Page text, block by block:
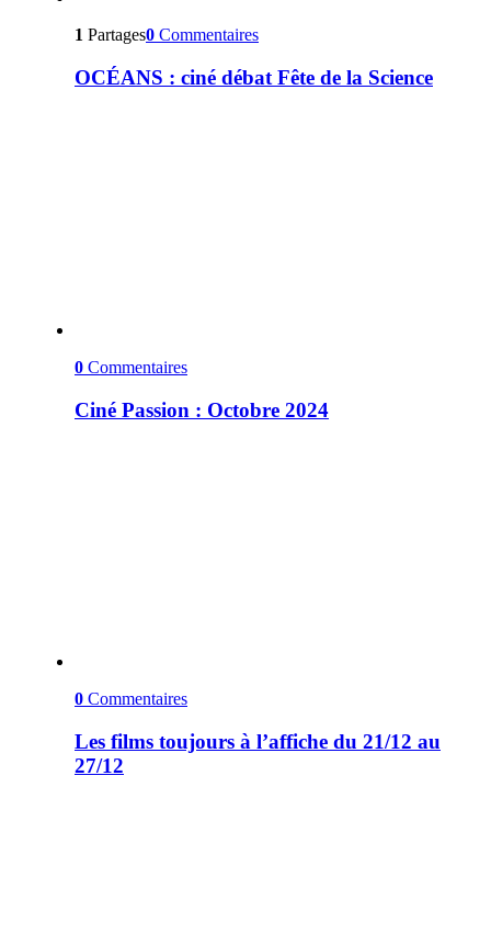
1 Partages0 Commentaires
OCÉANS : ciné débat Fête de la Science
0 Commentaires
Ciné Passion : Octobre 2024
0 Commentaires
Les films toujours à l’affiche du 21/12 au
27/12